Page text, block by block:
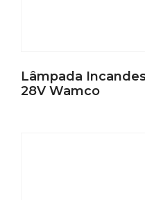
Lâmpada
28V Wamco